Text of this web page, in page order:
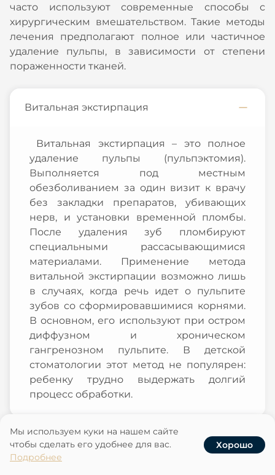
часто используют современные способы с
хирургическим вмешательством. Такие методы
лечения предполагают полное или частичное
удаление пульпы, в зависимости от степени
пораженности тканей.
Витальная экстирпация
Витальная экстирпация – это полное
удаление пульпы (пульпэктомия).
Выполняется под местным
обезболиванием за один визит к врачу
без закладки препаратов, убивающих
нерв, и установки временной пломбы.
После удаления зуб пломбируют
специальными рассасывающимися
материалами. Применение метода
витальной экстирпации возможно лишь
в случаях, когда речь идет о пульпите
зубов со сформировавшимися корнями.
В основном, его используют при остром
диффузном и хроническом
гангренозном пульпите. В детской
стоматологии этот метод не популярен:
ребенку трудно выдержать долгий
процесс обработки.
Девитальная экстирпация
Услуги Акции
Мы используем куки на нашем сайте
чтобы сделать его удобнее для вас.
Подробнее
Хорошо